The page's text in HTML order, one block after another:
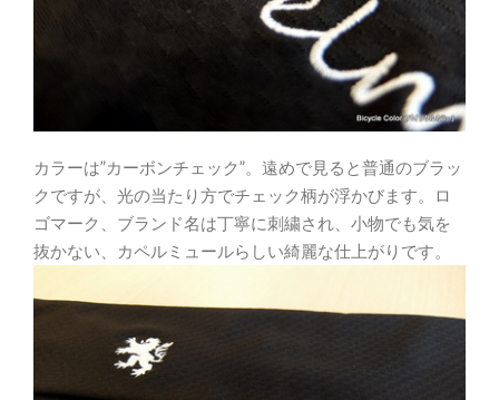
カラーは”カーボンチェック”。遠めで見ると普通のブラッ
クですが、光の当たり方でチェック柄が浮かびます。ロ
ゴマーク、ブランド名は丁寧に刺繍され、小物でも気を
抜かない、カペルミュールらしい綺麗な仕上がりです。